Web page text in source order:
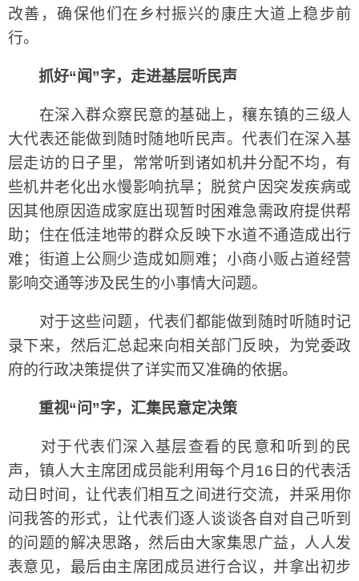
改善，确保他们在乡村振兴的康庄大道上稳步前
行。
抓好“闻”字，走进基层听民声
在深入群众察民意的基础上，穰东镇的三级人
大代表还能做到随时随地听民声。代表们在深入基
层走访的日子里，常常听到诸如机井分配不均，有
些机井老化出水慢影响抗旱；脱贫户因突发疾病或
因其他原因造成家庭出现暂时困难急需政府提供帮
助；住在低洼地带的群众反映下水道不通造成出行
难；街道上公厕少造成如厕难；小商小贩占道经营
影响交通等涉及民生的小事情大问题。
对于这些问题，代表们都能做到随时听随时记
录下来，然后汇总起来向相关部门反映，为党委政
府的行政决策提供了详实而又准确的依据。
重视“问”字，汇集民意定决策
对于代表们深入基层查看的民意和听到的民
声，镇人大主席团成员能利用每个月16日的代表活
动日时间，让代表们相互之间进行交流，并采用你
问我答的形式，让代表们逐人谈谈各自对自己听到
的问题的解决思路，然后由大家集思广益，人人发
表意见，最后由主席团成员进行合议，并拿出初步